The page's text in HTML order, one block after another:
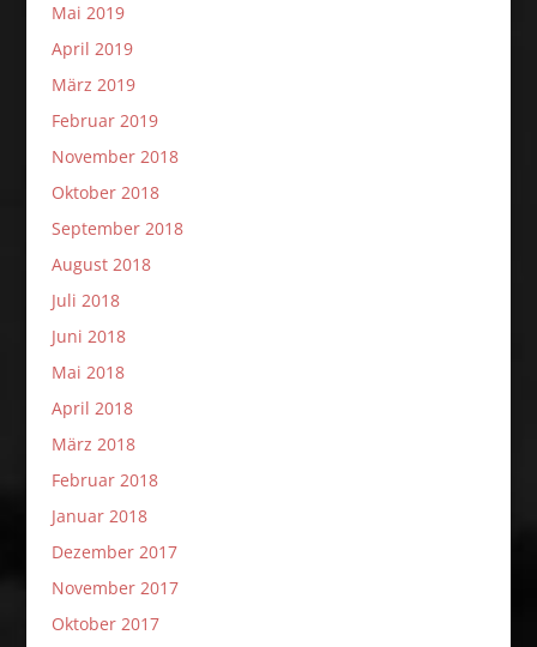
Mai 2019
April 2019
März 2019
Februar 2019
November 2018
Oktober 2018
September 2018
August 2018
Juli 2018
Juni 2018
Mai 2018
April 2018
März 2018
Februar 2018
Januar 2018
Dezember 2017
November 2017
Oktober 2017